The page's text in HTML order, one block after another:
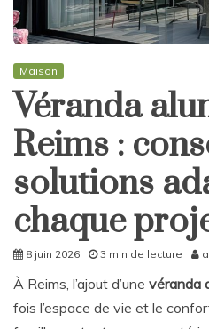
Maison
Véranda
Reims :
solutions
chaque
8 juin 2026 3 min de lecture
À Reims, l’ajout d’une véranda
fois l’espace de vie et le